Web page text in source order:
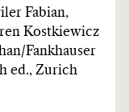
Fabian,
Kostkiewicz
Fankhauser
ed., Zurich